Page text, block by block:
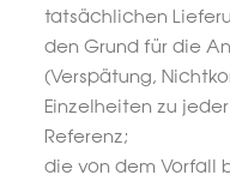
tatsächlichen
den Grund für die
(Verspätung,
Einzelheiten zu
Referenz;
die von dem Vorfall